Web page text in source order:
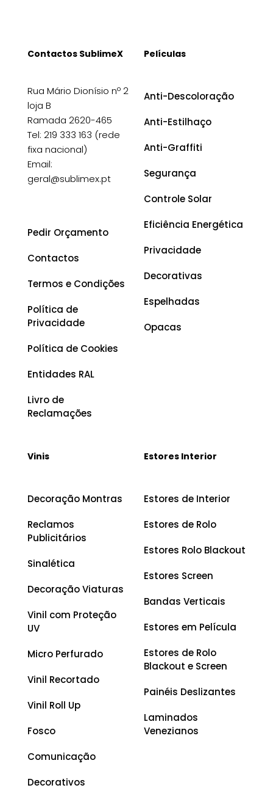
Contactos SublimeX
Rua Mário Dionísio nº 2
loja B
Ramada 2620-465
Tel: 219 333 163 (rede
fixa nacional)
Email:
geral@sublimex.pt
Pedir Orçamento
Contactos
Termos e Condições
Política de
Privacidade
Política de Cookies
Entidades RAL
Livro de
Reclamações
Películas
Anti-Descoloração
Anti-Estilhaço
Anti-Graffiti
Segurança
Controle Solar
Eficiência Energética
Privacidade
Decorativas
Espelhadas
Opacas
Vinis
Decoração Montras
Reclamos
Publicitários
Sinalética
Decoração Viaturas
Vinil com Proteção
UV
Micro Perfurado
Vinil Recortado
Vinil Roll Up
Fosco
Comunicação
Decorativos
Estores Interior
Estores de Interior
Estores de Rolo
Estores Rolo Blackout
Estores Screen
Bandas Verticais
Estores em Película
Estores de Rolo
Blackout e Screen
Painéis Deslizantes
Laminados
Venezianos